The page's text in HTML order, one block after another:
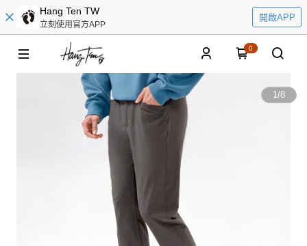
Hang Ten TW
立刻使用官方APP
開啟APP
0
1/8